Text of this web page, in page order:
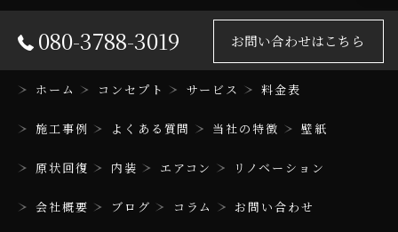
080-3788-3019 お問い合わせはこちら
ホーム コンセプト サービス 料金表
施工事例 よくある質問 当社の特徴 壁紙
原状回復 内装 エアコン リノベーション
会社概要 ブログ コラム お問い合わせ